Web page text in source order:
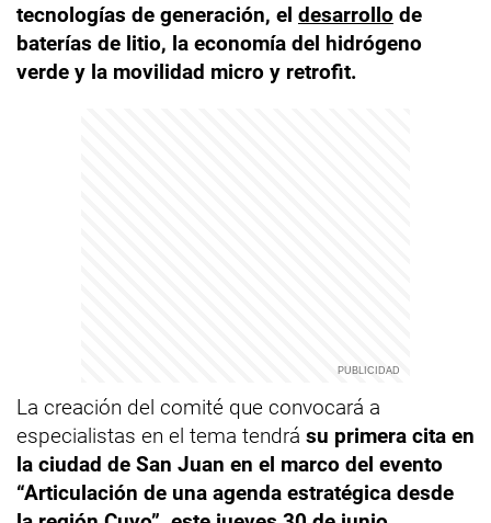
tecnologías de generación, el desarrollo de
baterías de litio, la economía del hidrógeno
verde y la movilidad micro y retrofit.
La creación del comité que convocará a
especialistas en el tema tendrá su primera cita en
la ciudad de San Juan en el marco del evento
“Articulación de una agenda estratégica desde